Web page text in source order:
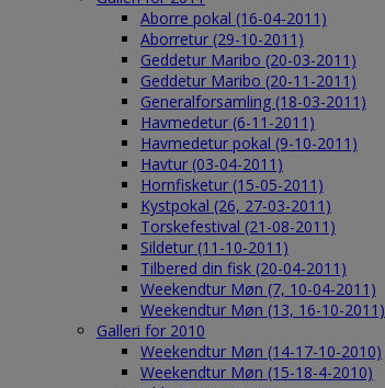
Aborre pokal (16-04-2011)
Aborretur (29-10-2011)
Geddetur Maribo (20-03-2011)
Geddetur Maribo (20-11-2011)
Generalforsamling (18-03-2011)
Havmedetur (6-11-2011)
Havmedetur pokal (9-10-2011)
Havtur (03-04-2011)
Hornfisketur (15-05-2011)
Kystpokal (26, 27-03-2011)
Torskefestival (21-08-2011)
Sildetur (11-10-2011)
Tilbered din fisk (20-04-2011)
Weekendtur Møn (7, 10-04-2011)
Weekendtur Møn (13, 16-10-2011)
Galleri for 2010
Weekendtur Møn (14-17-10-2010)
Weekendtur Møn (15-18-4-2010)